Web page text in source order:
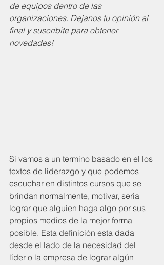
de equipos dentro de las
organizaciones. Dejanos tu opinión al
final y suscribite para obtener
novedades!
Si vamos a un termino basado en el los
textos de liderazgo y que podemos
escuchar en distintos cursos que se
brindan normalmente, motivar, seria
lograr que alguien haga algo por sus
propios medios de la mejor forma
posible. Esta definición esta dada
desde el lado de la necesidad del
líder o la empresa de lograr algún